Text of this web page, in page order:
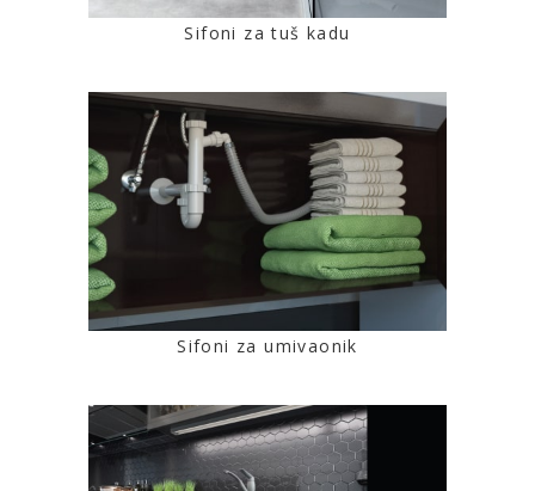
Sifoni za tuš kadu
Sifoni za umivaonik